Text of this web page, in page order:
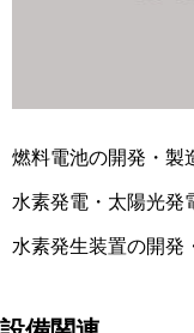
燃料電池の開発・製
水素発電・太陽光発
水素発生装置の開発